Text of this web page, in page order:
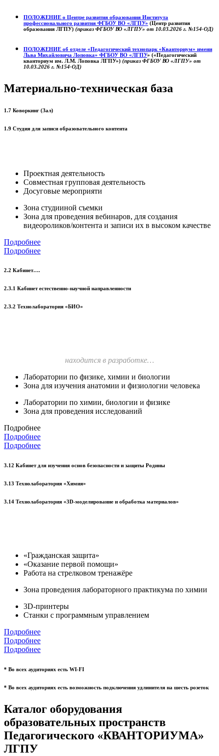
ПОЛОЖЕНИЕ о Центре развития образования Института
профессионального развития ФГБОУ ВО «ЛГПУ» (Центр развития
образования ЛГПУ) (приказ ФГБОУ ВО «ЛГПУ» от 10.03.2026 г. №154-ОД)
ПОЛОЖЕНИЕ об отделе «Педагогический технопарк «Кванториум» имени
Льва Михайловича Лоповка» ФГБОУ ВО «ЛГПУ» («Педагогический
кванториум им. Л.М. Лоповка ЛГПУ») (приказ ФГБОУ ВО «ЛГПУ» от
10.03.2026 г. №154-ОД)
Материально-техническая база
1.7 Коворкинг (Зал)
1.9 Студия для записи образовательного контента
Проектная деятельность
Совместная групповая деятельность
Досуговые мероприяти
Зона студииной съемки
Зона для проведения вебинаров, для создания
видеороликов/контента и записи их в высоком качестве
Подробнее
Подробнее
2.2 Кабинет….
2.3.1 Кабинет естественно-научной направленности
2.3.2 Технолаборатория «БИО»
находится в разработке…
Лаборатории по физике, химии и биологии
Зона для изучения анатомии и физиологии человека
Лаборатории по химии, биологии и физике
Зона для проведения исследований
Подробнее
Подробнее
Подробнее
3.12 Кабинет для изучения основ безопасности и защиты Родины
3.13 Технолаборатория «Химия»
3.14 Технолаборатория «3D-моделирование и обработка материалов»
«Гражданская защита»
«Оказание первой помощи»
Работа на стрелковом тренажёре
Зона проведения лабораторного практикума по химии
3D-принтеры
Станки с программным управлением
Подробнее
Подробнее
Подробнее
* Во всех аудиториях есть WI-FI
* Во всех аудиториях есть возможность подключения удлинителя на шесть розеток
Каталог оборудования
образовательных пространств
Педагогического «КВАНТОРИУМА»
ЛГПУ